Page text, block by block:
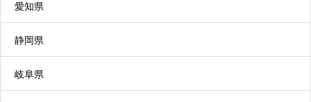
利用者の選択に応じて、施設への「通い」を中心
問」を組み合わせて日常生活上の支援や機能訓練
を行うサービスです。
愛知県
静岡県
岐阜県